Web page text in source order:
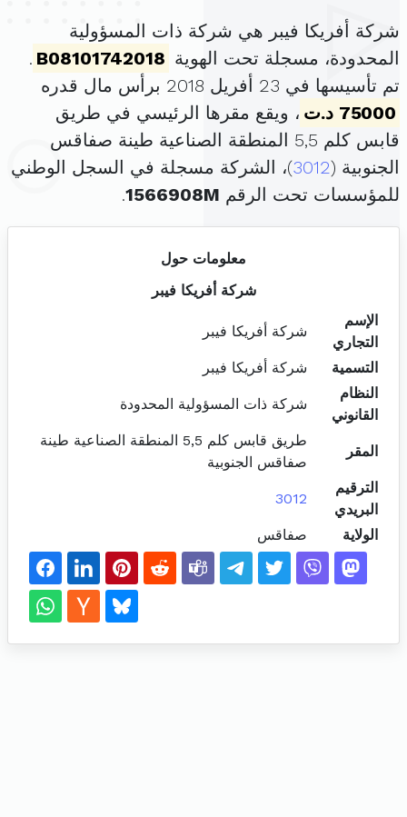
شركة أفريكا فيبر هي شركة ذات المسؤولية
المحدودة، مسجلة تحت الهوية B08101742018
.
تم تأسيسها في 23 أفريل 2018 برأس مال قدره
75000 د.ت
، ويقع مقرها الرئيسي في طريق
قابس كلم 5,5 المنطقة الصناعية طينة صفاقس
الجنوبية (3012)، الشركة مسجلة في السجل الوطني
للمؤسسات تحت الرقم 1566908M
.
معلومات حول
شركة أفريكا فيبر
الإسم
التجاري
شركة أفريكا فيبر
التسمية
شركة أفريكا فيبر
النظام
القانوني
شركة ذات المسؤولية المحدودة
المقر
طريق قابس كلم 5,5 المنطقة الصناعية طينة
صفاقس الجنوبية
الترقيم
البريدي
3012
الولاية صفاقس